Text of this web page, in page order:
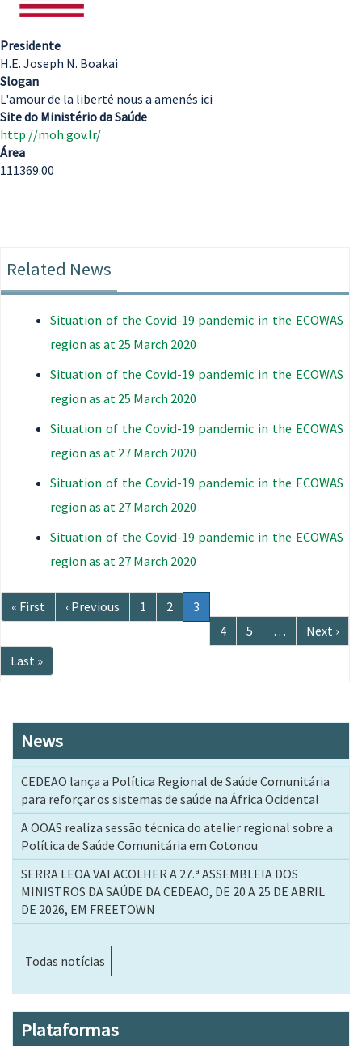
Presidente
H.E. Joseph N. Boakai
Slogan
L'amour de la liberté nous a amenés ici
Site do Ministério da Saúde
http://moh.gov.lr/
Área
111369.00
Related News
Situation of the Covid-19 pandemic in the ECOWAS
region as at 25 March 2020
Situation of the Covid-19 pandemic in the ECOWAS
region as at 25 March 2020
Situation of the Covid-19 pandemic in the ECOWAS
region as at 27 March 2020
Situation of the Covid-19 pandemic in the ECOWAS
region as at 27 March 2020
Situation of the Covid-19 pandemic in the ECOWAS
region as at 27 March 2020
Paginação
Primeira
página
« First
Página
anterior
‹ Previous Página
1 Página
2
Página
atual
3
Página
4 Página
5 …
Próxima
página
Next ›
Última
página
Last »
News
CEDEAO lança a Política Regional de Saúde Comunitária
para reforçar os sistemas de saúde na África Ocidental
A OOAS realiza sessão técnica do atelier regional sobre a
Política de Saúde Comunitária em Cotonou
SERRA LEOA VAI ACOLHER A 27.ª ASSEMBLEIA DOS
MINISTROS DA SAÚDE DA CEDEAO, DE 20 A 25 DE ABRIL
DE 2026, EM FREETOWN
Todas notícias
Plataformas